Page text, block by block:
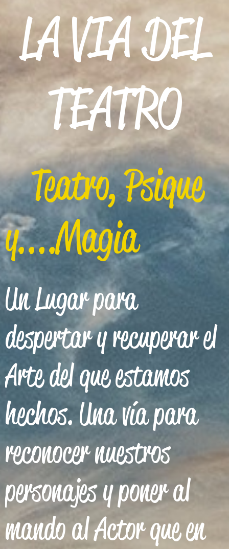
LA VIADEL
TEATRO
Teatro, Psique
y....Magia
Un Lugar para
despertar y recuperar el
Arte del que estamos
hechos. Una vía para
reconocer nuestros
personajes y poner al
mando al Actor que en